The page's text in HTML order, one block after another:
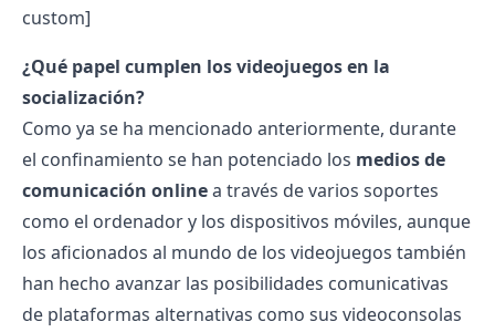
custom]
¿Qué papel cumplen los videojuegos en la
socialización?
Como ya se ha mencionado anteriormente, durante
el confinamiento se han potenciado los medios de
comunicación onlinea través de varios soportes
como el ordenador y los dispositivos móviles, aunque
los aficionados al mundo de los videojuegos también
han hecho avanzar las posibilidades comunicativas
de plataformas alternativas como sus videoconsolas